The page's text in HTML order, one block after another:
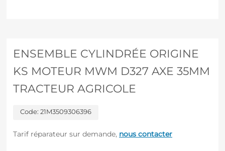
ENSEMBLE CYLINDRÉE ORIGINE
KS MOTEUR MWM D327 AXE 35MM
TRACTEUR AGRICOLE
Code: 21M3509306396
Tarif réparateur sur demande, nous contacter